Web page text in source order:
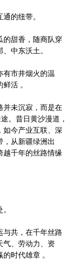
的纽带。
的甜香，随商队穿
中东沃土。
有市井烟火的温
活 。
并未沉寂，而是在
。昔日黄沙漫道，
如今产业互联、深
，从新疆绿洲出
越千年的丝路情缘
与共，在千年丝路
气、劳动力、资
时代雄章 。